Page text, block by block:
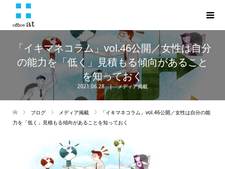
「イキマネコラム」vol.46公開／女性は自分
の能力を「低く」見積もる傾向があること
を知っておく
2021.06.28 メディア掲載
ブログ メディア掲載
「イキマネコラム」vol.46公開／女性は自分の能
力を「低く」見積もる傾向があることを知っておく